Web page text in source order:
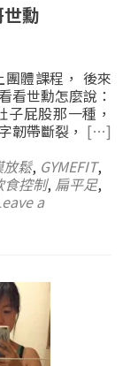
世勳
體課程， 後來
看世勳怎麼說：
屁股那一種，
韌帶斷裂， […]
放鬆, GYMEFIT,
食控制, 扁平足,
a